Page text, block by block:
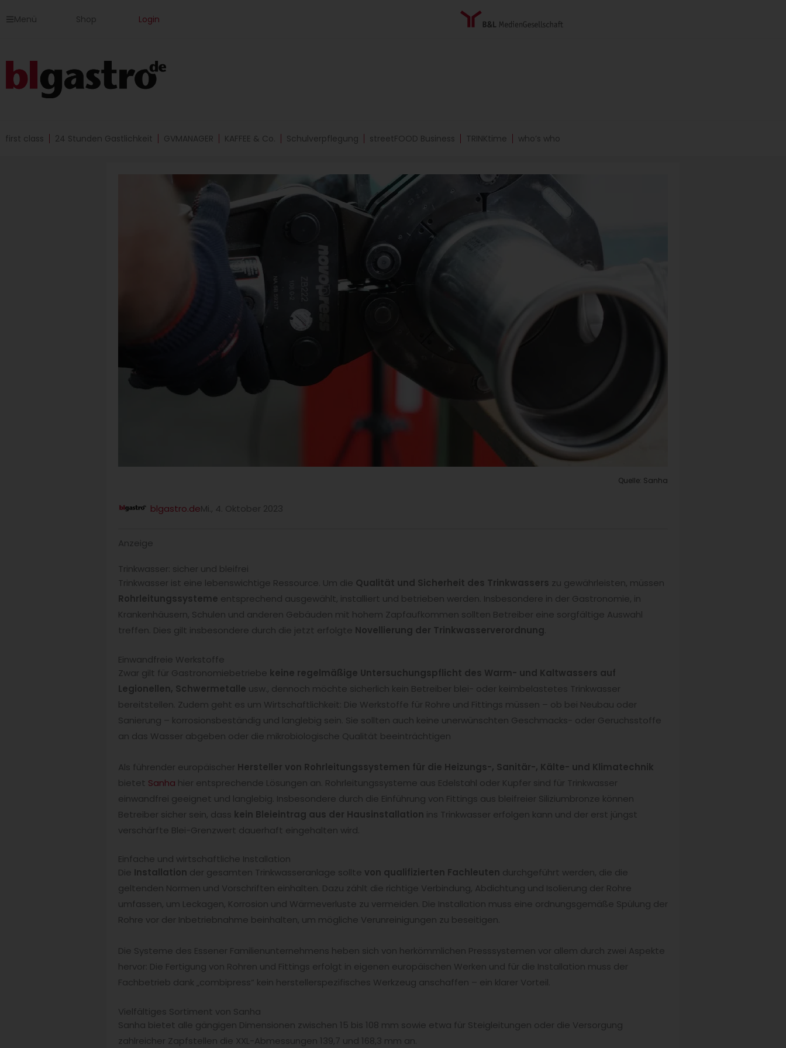
InhaltMenü Shop Login
first class 24 Stunden Gastlichkeit GVMANAGER KAFFEE & Co. Schulverpflegung streetFOOD Business TRINKtime who’s who
Quelle: Sanha
blgastro.deMi., 4. Oktober 2023
Anzeige
Trinkwasser: sicher und bleifrei
Trinkwasser ist eine lebenswichtige Ressource. Um die Qualität und Sicherheit des Trinkwassers zu gewährleisten, müssen
Rohrleitungssysteme entsprechend ausgewählt, installiert und betrieben werden. Insbesondere in der Gastronomie, in
Krankenhäusern, Schulen und anderen Gebäuden mit hohem Zapfaufkommen sollten Betreiber eine sorgfältige Auswahl
treffen. Dies gilt insbesondere durch die jetzt erfolgte Novellierung der Trinkwasserverordnung
Einwandfreie Werkstoffe
Zwar gilt für Gastronomiebetriebe keine regelmäßige Untersuchungspflicht des Warm- und Kaltwassers auf
Legionellen, Schwermetalle usw., dennoch möchte sicherlich kein Betreiber blei- oder keimbelastetes Trinkwasser
bereitstellen. Zudem geht es um Wirtschaftlichkeit: Die Werkstoffe für Rohre und Fittings müssen – ob bei Neubau oder
Sanierung – korrosionsbeständig und langlebig sein. Sie sollten auch keine unerwünschten Geschmacks- oder Geruchsstoffe
an das Wasser abgeben oder die mikrobiologische Qualität beeinträchtigen
Als führender europäischer Hersteller von Rohrleitungssystemen für die Heizungs-, Sanitär-, Kälte- und Klimatechnik
bietet Sanha hier entsprechende Lösungen an. Rohrleitungssysteme aus Edelstahl oder Kupfer sind für Trinkwasser
einwandfrei geeignet und langlebig. Insbesondere durch die Einführung von Fittings aus bleifreier Siliziumbronze können
Betreiber sicher sein, dass kein Bleieintrag aus der Hausinstallation ins Trinkwasser erfolgen kann und der erst jüngst
verschärfte Blei-Grenzwert dauerhaft eingehalten wird.
Einfache und wirtschaftliche Installation
Die Installation der gesamten Trinkwasseranlage sollte von qualifizierten Fachleuten durchgeführt werden, die die
geltenden Normen und Vorschriften einhalten. Dazu zählt die richtige Verbindung, Abdichtung und Isolierung der Rohre
umfassen, um Leckagen, Korrosion und Wärmeverluste zu vermeiden. Die Installation muss eine ordnungsgemäße Spülung der
Rohre vor der Inbetriebnahme beinhalten, um mögliche Verunreinigungen zu beseitigen.
Die Systeme des Essener Familienunternehmens heben sich von herkömmlichen Presssystemen vor allem durch zwei Aspekte
hervor: Die Fertigung von Rohren und Fittings erfolgt in eigenen europäischen Werken und für die Installation muss der
Fachbetrieb dank „combipress“ kein herstellerspezifisches Werkzeug anschaffen – ein klarer Vorteil.
Vielfältiges Sortiment von Sanha
Sanha bietet alle gängigen Dimensionen zwischen 15 bis 108 mm sowie etwa für Steigleitungen oder die Versorgung
zahlreicher Zapfstellen die XXL-Abmessungen 139,7 und 168,3 mm an.